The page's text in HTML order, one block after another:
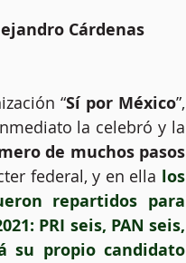
Cárdenas
“Sí por México”,
la celebró y la
de muchos pasos
federal, y en ella los
repartidos para
PRI seis, PAN seis,
su propio candidato